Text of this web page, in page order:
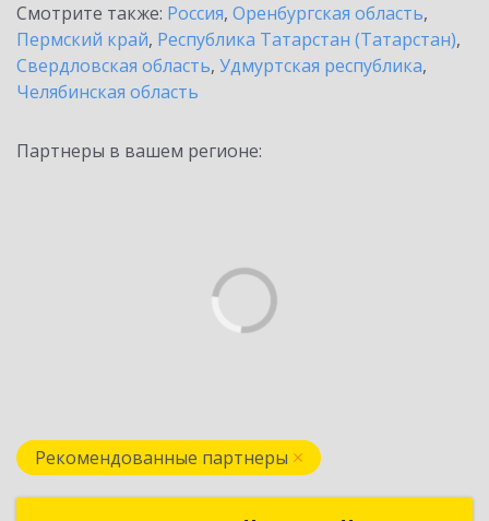
Смотрите также: Россия, Оренбургская область,
Пермский край, Республика Татарстан (Татарстан),
Свердловская область, Удмуртская республика,
Челябинская область
Партнеры в вашем регионе:
Рекомендованные партнеры